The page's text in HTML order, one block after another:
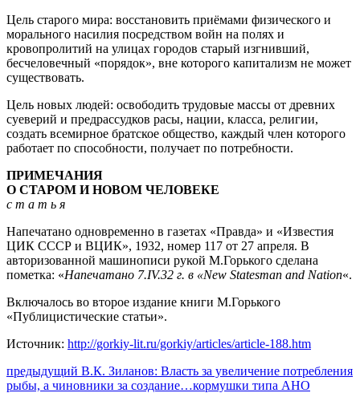
Цель старого мира: восстановить приёмами физического и
морального насилия посредством войн на полях и
кровопролитий на улицах городов старый изгнивший,
бесчеловечный «порядок», вне которого капитализм не может
существовать.
Цель новых людей: освободить трудовые массы от древних
суеверий и предрассудков расы, нации, класса, религии,
создать всемирное братское общество, каждый член которого
работает по способности, получает по потребности.
ПРИМЕЧАНИЯ
О СТАРОМ И НОВОМ ЧЕЛОВЕКЕ
с т а т ь я
Напечатано одновременно в газетах «Правда» и «Известия
ЦИК СССР и ВЦИК», 1932, номер 117 от 27 апреля. В
авторизованной машинописи рукой М.Горького сделана
пометка: «Напечатано 7.IV.32 г. в «New Statesman and Nation«.
Включалось во второе издание книги М.Горького
«Публицистические статьи».
Источник: http://gorkiy-lit.ru/gorkiy/articles/article-188.htm
Навигация
предыдущий Предыдущий
пост:
В.К. Зиланов: Власть за увеличение потребления
рыбы, а чиновники за создание…кормушки типа АНО